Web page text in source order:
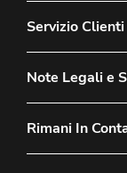
Informazioni su
Modulo
Contatti
Servizio Clienti
Il nostro
Il nostro team
Politica di
Note Legali e
Privacy Policy
Cookie Policy
Rimani In